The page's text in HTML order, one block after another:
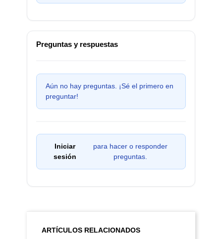
Preguntas y respuestas
Aún no hay preguntas. ¡Sé el primero en
preguntar!
Iniciar
sesión
para hacer o responder
preguntas.
ARTÍCULOS RELACIONADOS